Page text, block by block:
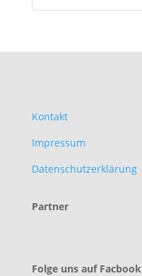
Kontakt
Impressum
Datenschutzerklärung
Partner
Folge uns auf Facbook